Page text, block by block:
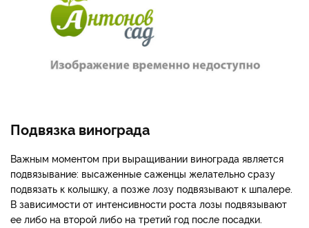
Подвязка винограда
Важным моментом при выращивании винограда является
подвязывание: высаженные саженцы желательно сразу
подвязать к колышку, а позже лозу подвязывают к шпалере.
В зависимости от интенсивности роста лозы подвязывают
ее либо на второй либо на третий год после посадки.